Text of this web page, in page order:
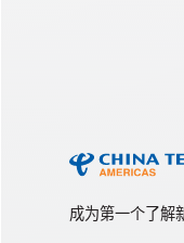
成为第一个了解